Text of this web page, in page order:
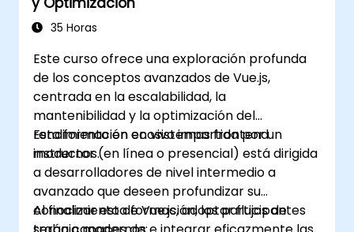
características de PWA.
35 Horas
Este curso ofrece una exploración profunda
de los conceptos avanzados de Vue.js,
centrada en la escalabilidad, la
mantenibilidad y la optimización del
rendimiento en ecosistemas frontend
modernos.
Esta formación en vivo impartida por un
instructor (en línea o presencial) está dirigida
a desarrolladores de nivel intermedio a
avanzado que deseen profundizar su
conocimiento de Vue.js, adoptar flujos de
Al finalizar esta formación, los participantes